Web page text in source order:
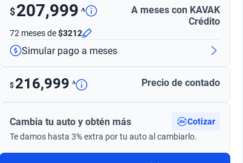
A meses con KAVAK
Crédito
$207,999 ᴬ
72 mesesde$3212
Simular pago a meses
Precio de contado
$ 216,999 ᴬ
Cambia tu auto y obtén más
Cotizar
Te damos hasta 3% extra por tu auto al cambiarlo.